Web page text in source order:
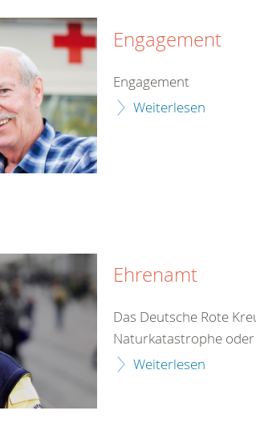
Engagement
Engagement
Weiterlesen
Ehrenamt
Das Deutsche Rote
Naturkatastrophe
Weiterlesen